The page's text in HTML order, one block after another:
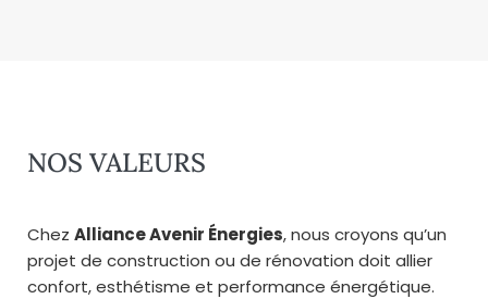
NOS VALEURS
Chez Alliance Avenir Énergies, nous croyons qu’un
projet de construction ou de rénovation doit allier
confort, esthétisme et performance énergétique.